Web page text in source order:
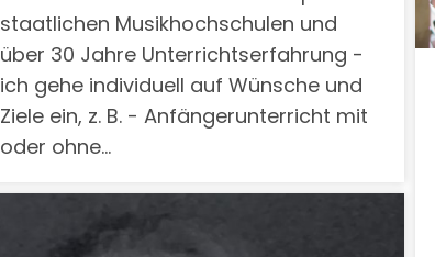
staatlichen Musikhochschulen und
über 30 Jahre Unterrichtserfahrung -
ich gehe individuell auf Wünsche und
Ziele ein, z. B. - Anfängerunterricht mit
oder ohne…